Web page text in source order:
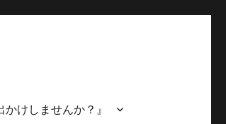
けしませんか？』